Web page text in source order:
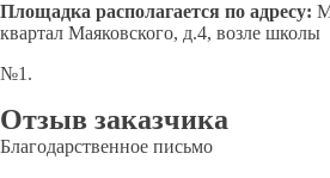
Площадка располагается по адресу:
квартал Маяковского, д.4, возле школы
№1.
Отзыв заказчика
Благодарственное письмо